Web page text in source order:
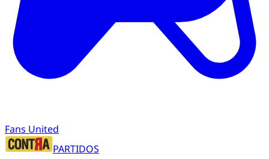
Fans United
PARTIDOS